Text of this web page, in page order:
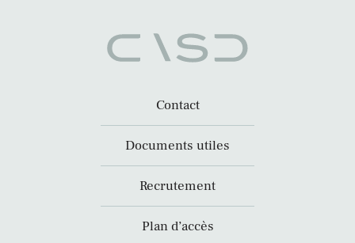
Contact
Documents utiles
Recrutement
Plan d’accès